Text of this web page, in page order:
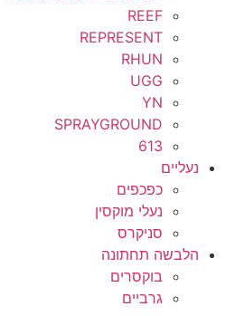
REEF
REPRESENT
RHUN
UGG
YN
SPRAYGROUND
613
נעליים
כפכפים
נעלי מוקסין
סניקרס
הלבשה תחתונה
בוקסרים
גרביים